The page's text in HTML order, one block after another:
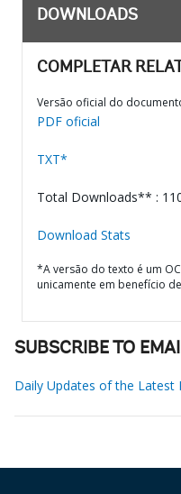
DOWNLOADS
COMPLETAR
Versão oficial do
PDF oficial
TXT*
Total Downloads** :
Download Stats
*A versão do texto é um
unicamente em benefício
SUBSCRIBE TO
Daily Updates of the